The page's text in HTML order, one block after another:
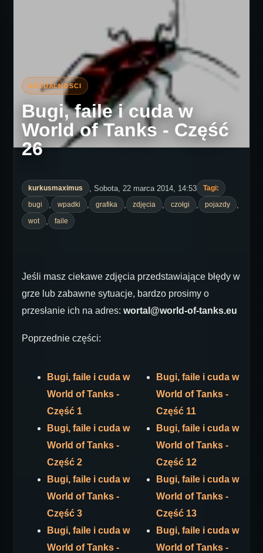
Bugi, faile i cuda w
World of Tanks - Część
26
kurkusmaximus , Sobota, 22 marca 2014, 14:53
Tagi:
bugi
wpadki grafika zdjęcia czołgi pojazdy
wot faile
Jeśli masz ciekawe zdjęcia przedstawiające błędy w
grze lub zabawne sytuacje, bardzo prosimy o
przesłanie ich na adres: wortal@world-of-tanks.eu
Poprzednie części:
Bugi, faile i cuda w
World of Tanks -
Część 1
Bugi, faile i cuda w
World of Tanks -
Część 2
Bugi, faile i cuda w
World of Tanks -
Część 3
Bugi, faile i cuda w
World of Tanks -
Bugi, faile i cuda w
World of Tanks -
Część 11
Bugi, faile i cuda w
World of Tanks -
Część 12
Bugi, faile i cuda w
World of Tanks -
Część 13
Bugi, faile i cuda w
World of Tanks -